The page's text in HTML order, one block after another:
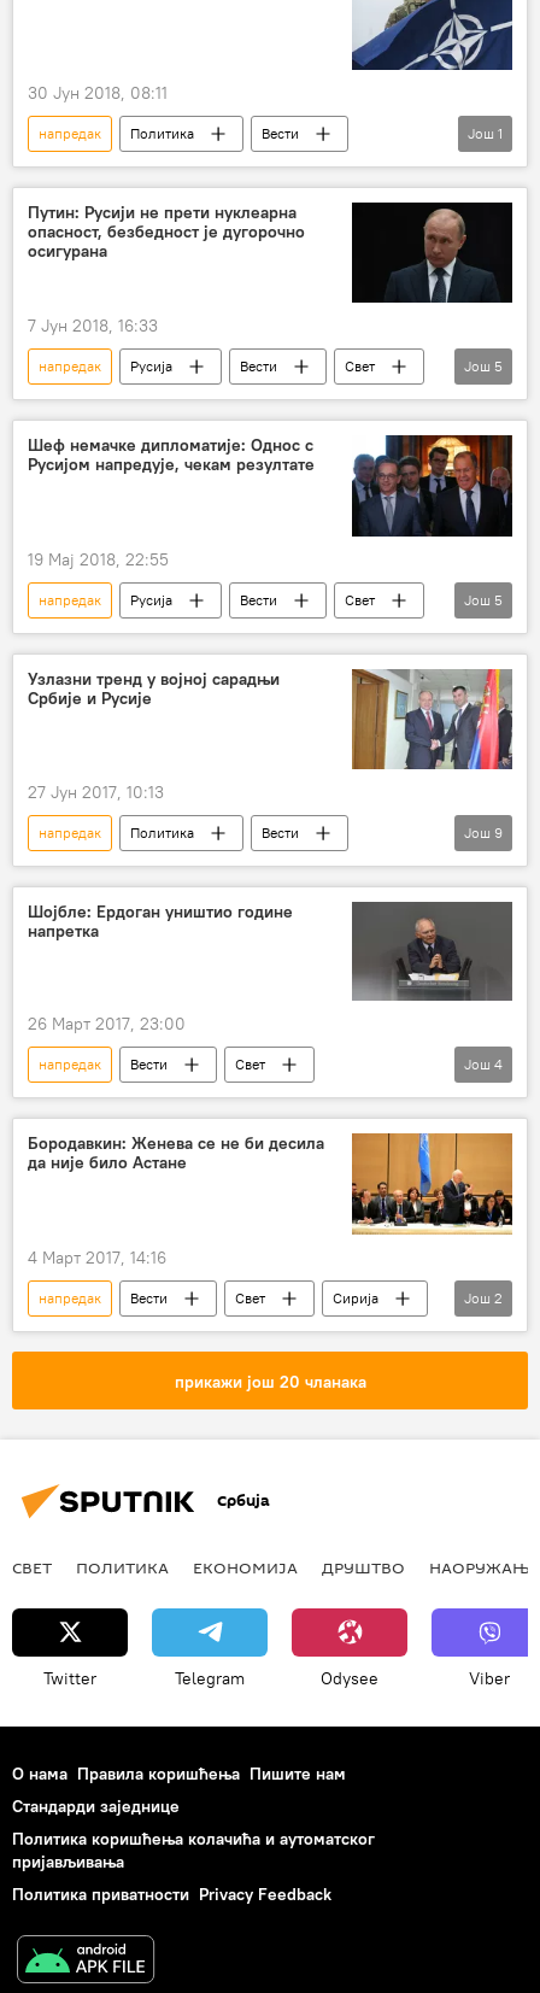
30 Јун 2018, 08:11
напредак Политика
Вести
Србија
Још 1
Путин: Русији не прети нуклеарна
опасност, безбедност је дугорочно
осигурана
7 Јун 2018, 16:33
напредак Русија Вести
Свет
Владимир Путин
технологија
нуклеарна безбедност
дигитална економија
Економија
Још 5
Шеф немачке дипломатије: Однос с
Русијом напредује, чекам резултате
19 Мај 2018, 22:55
напредак Русија Вести
Свет
Немачка
Сергеј Лавров
Хајко Мас
руско-немачки односи
Још 5
Узлазни тренд у војној сарадњи
Србије и Русије
27 Јун 2017, 10:13
напредак Политика
Вести
Србија
Зоран Ђорђевић
Андреј Бојцов
војска Русије
Још 9
Шојбле: Ердоган уништио године
напретка
26 Март 2017, 23:00
напредак Вести
Свет
Реџеп Тајип Ердоган
Волфганг Шојбле
Велт
Европа
Још 4
Бородавкин: Женева се не би десила
да није било Астане
4 Март 2017, 14:16
напредак Вести Свет
Сирија
Алексеј Бородавкин
Још 2
прикажи још 20 чланака
Србија
СВЕТ ПОЛИТИКА ЕКОНОМИЈА ДРУШТВО НАОРУЖАЊЕ
Twitter Telegram Odysee Viber
О нама Правила коришћења Пишите нам
Стандарди заједнице
Политика коришћења колачића и аутоматског
пријављивања
Политика приватности Privacy Feedback